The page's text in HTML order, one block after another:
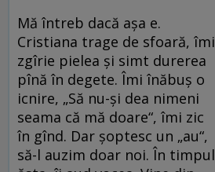
Mă întreb dacă așa e.
Cristiana trage de sfoară, îmi
zgîrie pielea și simt durerea
pînă în degete. Îmi înăbuș o
icnire, „Să nu-și dea nimeni
seama că mă doare“, îmi zic
în gînd. Dar șoptesc un „au“,
să-l auzim doar noi. În timpul